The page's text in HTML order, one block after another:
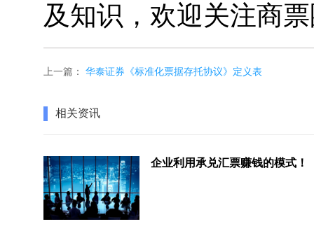
及知识，欢迎关注商
上一篇： 华泰证券《标准化票据存托协议》定义表
相关资讯
企业利用承兑汇票赚钱的模式！